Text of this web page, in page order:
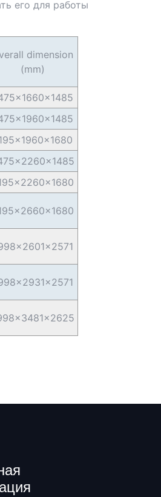
его для работы
dimension
(mm)